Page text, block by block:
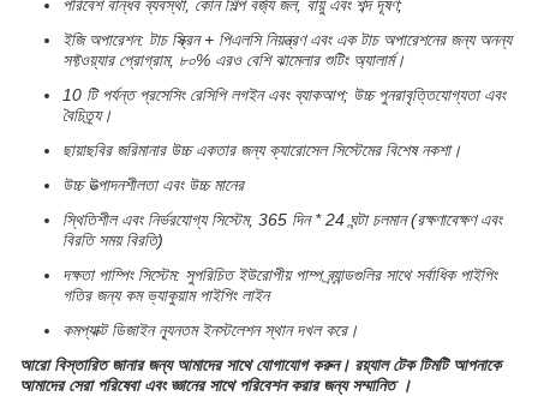
পরিবেশ বান্ধব ব্যবস্থা, কোন শিল্প বর্জ্য জল, বায়ু এবং শব্দ দূষণ;
ইজি অপারেশন: টাচ স্ক্রিন + পিএলসি নিয়ন্ত্রণ এবং এক টাচ অপারেশনের জন্য অনন্য
সফ্টওয়্যার প্রোগ্রাম, ৮০% এরও বেশি ঝামেলার শুটিং অ্যালার্ম।
10 টি পর্যন্ত প্রসেসিং রেসিপি লগইন এবং ব্যাকআপ; উচ্চ পুনরাবৃত্তিযোগ্যতা এবং
বৈচিত্র্য।
ছায়াছবির জরিমানার উচ্চ একতার জন্য ক্যারোসেল সিস্টেমের বিশেষ নকশা।
উচ্চ উত্পাদনশীলতা এবং উচ্চ মানের
স্থিতিশীল এবং নির্ভরযোগ্য সিস্টেম, 365 দিন * 24 ঘন্টা চলমান (রক্ষণাবেক্ষণ এবং
বিরতি সময় বিরতি)
দক্ষতা পাম্পিং সিস্টেম: সুপরিচিত ইউরোপীয় পাম্প ব্র্যান্ডগুলির সাথে সর্বাধিক পাইপিং
গতির জন্য কম ভ্যাকুয়াম পাইপিং লাইন
কমপ্যাক্ট ডিজাইন ন্যূনতম ইনস্টলেশন স্থান দখল করে।
আরো বিস্তারিত জানার জন্য আমাদের সাথে যোগাযোগ করুন। রয়্যাল টেক টিমটি আপনাকে
আমাদের সেরা পরিষেবা এবং জ্ঞানের সাথে পরিবেশন করার জন্য সম্মানিত ।